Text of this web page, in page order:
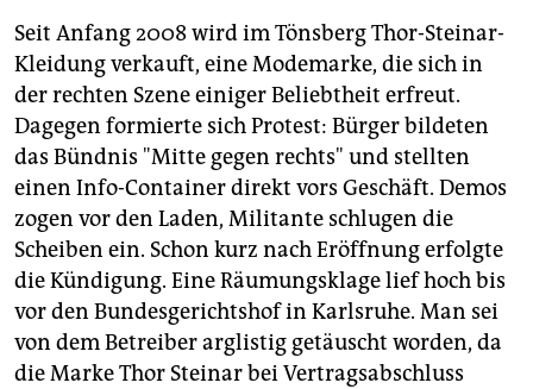
Seit Anfang 2008 wird im Tönsberg Thor-Steinar-
Kleidung verkauft, eine Modemarke, die sich in
der rechten Szene einiger Beliebtheit erfreut.
Dagegen formierte sich Protest: Bürger bildeten
das Bündnis "Mitte gegen rechts" und stellten
einen Info-Container direkt vors Geschäft. Demos
zogen vor den Laden, Militante schlugen die
Scheiben ein. Schon kurz nach Eröffnung erfolgte
die Kündigung. Eine Räumungsklage lief hoch bis
vor den Bundesgerichtshof in Karlsruhe. Man sei
von dem Betreiber arglistig getäuscht worden, da
die Marke Thor Steinar bei Vertragsabschluss